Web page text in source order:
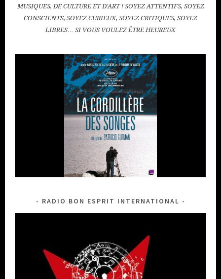
MUSIQUES, DE CULTURE ET D'ART ! SOYEZ ATTENTIFS, SOYEZ
CONSCIENTS, SOYEZ CURIEUX, SOYEZ CRITIQUES, SOYEZ
LIBRES… SI VOUS VOULEZ ÊTRE HEUREUX
RADIO BON ESPRIT INTERNATIONAL